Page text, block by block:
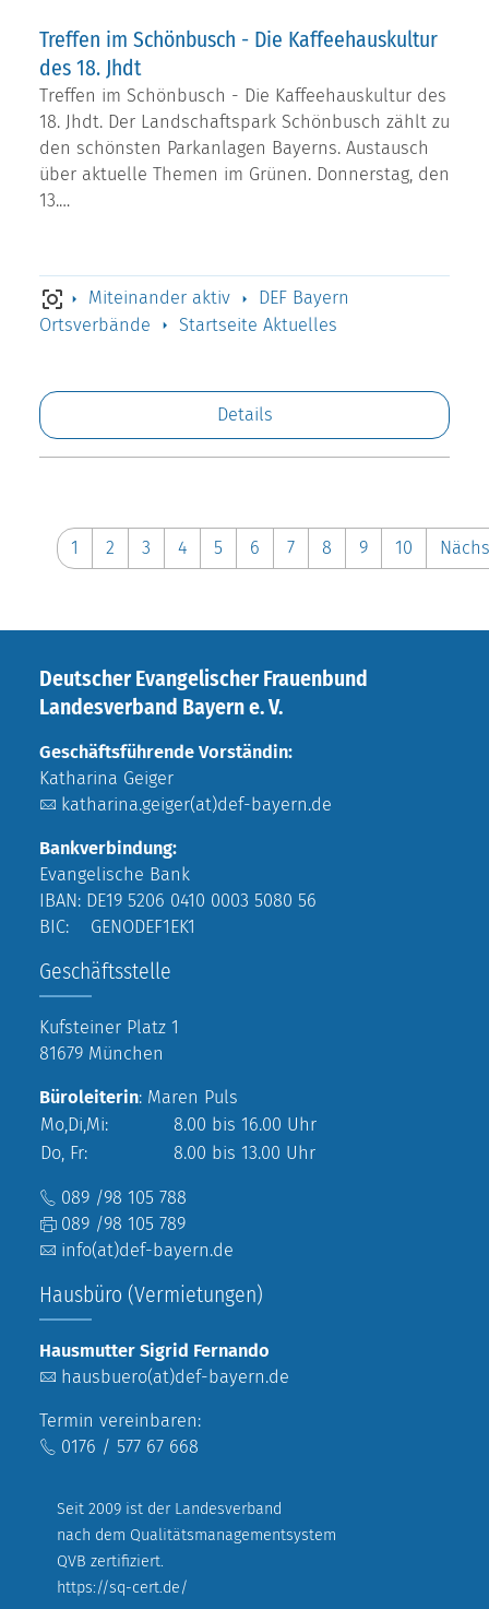
Treffen im Schönbusch - Die Kaffeehauskultur
des 18. Jhdt
Treffen im Schönbusch - Die Kaffeehauskultur des
18. Jhdt. Der Landschaftspark Schönbusch zählt zu
den schönsten Parkanlagen Bayerns. Austausch
über aktuelle Themen im Grünen. Donnerstag, den
13.…
Miteinander aktiv
DEF Bayern
Ortsverbände
Startseite Aktuelles
Details
1 2 3 4 5 6 7 8 9 10
Deutscher Evangelischer Frauenbund
Landesverband Bayern e. V.
Geschäftsführende Vorständin:
Katharina Geiger
katharina.geiger(at)def-bayern.de
Bankverbindung:
Evangelische Bank
IBAN: DE19 5206 0410 0003 5080 56
BIC: GENODEF1EK1
Geschäftsstelle
Kufsteiner Platz 1
81679 München
Büroleiterin: Maren Puls
Mo,Di,Mi:
8.00 bis 16.00 Uhr
Do, Fr:
8.00 bis 13.00 Uhr
089 /98 105 788
089 /98 105 789
info(at)def-bayern.de
Hausbüro (Vermietungen)
Hausmutter Sigrid Fernando
hausbuero(at)def-bayern.de
Termin vereinbaren:
0176 / 577 67 668
Seit 2009 ist der Landesverband
nach dem Qualitätsmanagementsystem
QVB zertifiziert.
https://sq-cert.de/